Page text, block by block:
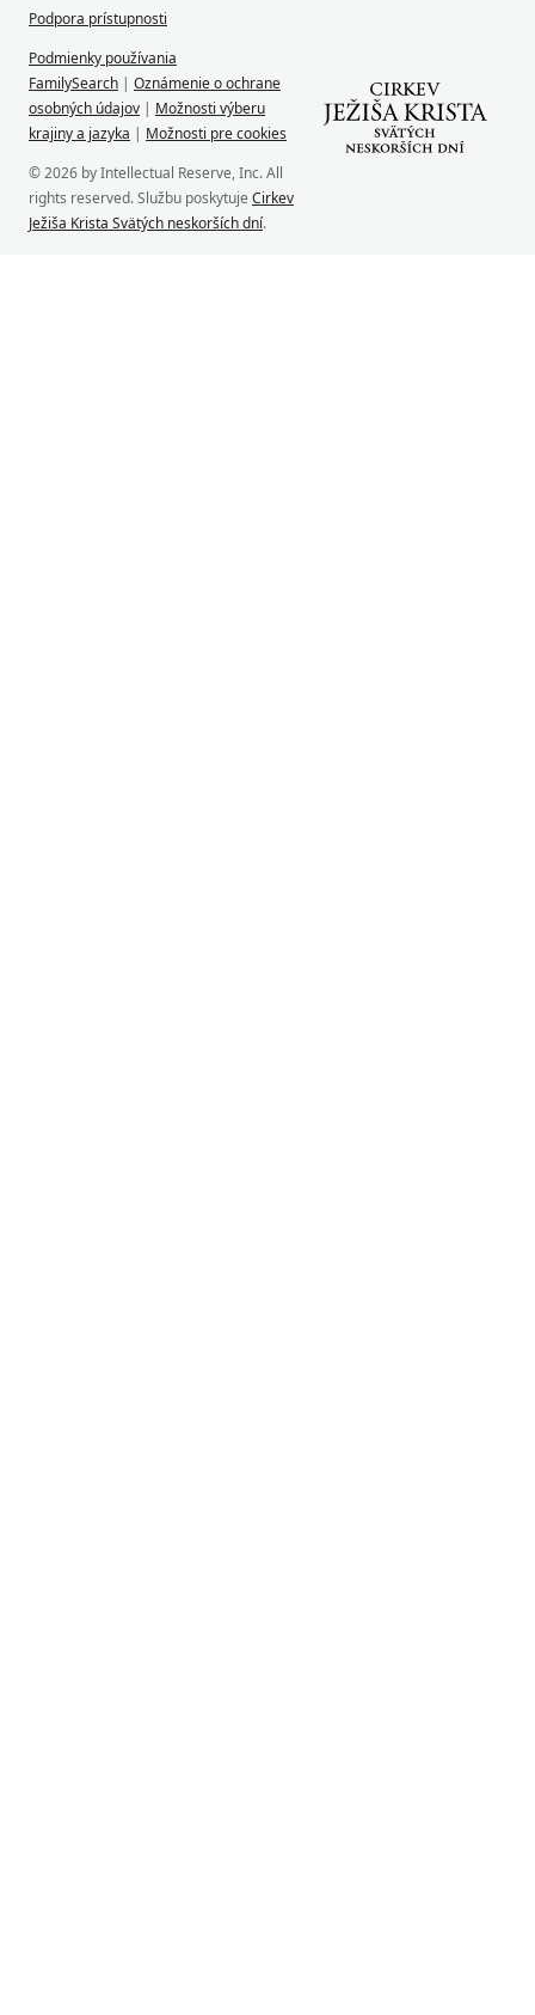
Podpora prístupnosti
Podmienky používania
FamilySearch | Oznámenie o ochrane
osobných údajov | Možnosti výberu
krajiny a jazyka | Možnosti pre cookies
© 2026 by Intellectual Reserve, Inc. All
rights reserved. Službu poskytuje Cirkev
Ježiša Krista Svätých neskorších dní.